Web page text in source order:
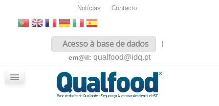
Notícias Contacto
Acesso à base de dados
|
em@il: qualfood@idq.pt